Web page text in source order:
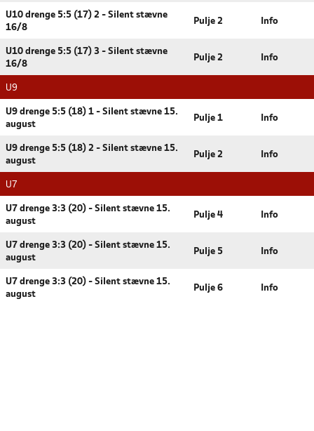
U10 drenge 5:5 (17) 2 - Silent stævne
16/8
Pulje 2 Info
U10 drenge 5:5 (17) 3 - Silent stævne
16/8
Pulje 2 Info
U9
U9 drenge 5:5 (18) 1 - Silent stævne 15.
august
Pulje 1 Info
U9 drenge 5:5 (18) 2 - Silent stævne 15.
august
Pulje 2 Info
U7
U7 drenge 3:3 (20) - Silent stævne 15.
august
Pulje 4 Info
U7 drenge 3:3 (20) - Silent stævne 15.
august
Pulje 5 Info
U7 drenge 3:3 (20) - Silent stævne 15.
august
Pulje 6 Info